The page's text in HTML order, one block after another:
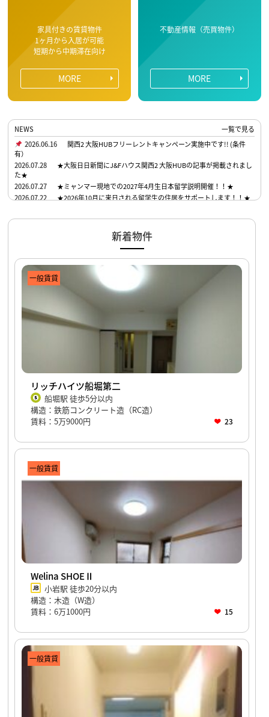
家具付きの賃貸物件
1ヶ月から入居が可能
短期から中期滞在向け
MORE
不動産情報（売買物件）
MORE
NEWS
一覧で見る
2026.06.16
関西2 大阪HUBフリーレントキャンペーン実施中です!! (条件
有）
2026.07.28
★大阪日日新聞にJ&Fハウス関西2 大阪HUBの記事が掲載されまし
た★
2026.07.27
★ミャンマー現地での2027年4月生日本留学説明開催！！★
2026.07.22
★2026年10月に来日される留学生の住居をサポートします！！★
新着物件
一般賃貸
リッチハイツ船堀第二
船堀駅 徒歩5分以内
構造：鉄筋コンクリート造（RC造）
賃料：5万9000円
23
一般賃貸
Welina SHOEⅡ
小岩駅 徒歩20分以内
構造：木造（W造）
賃料：6万1000円
15
一般賃貸